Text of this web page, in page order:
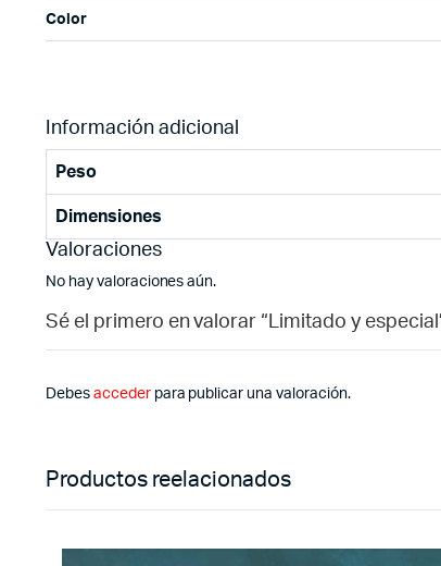
Color
Información adicional
Peso
Dimensiones
Valoraciones
No hay valoraciones aún.
Sé el primero en valorar “Limitado y
Debes accederpara publicar una valoración.
Productos reelacionados